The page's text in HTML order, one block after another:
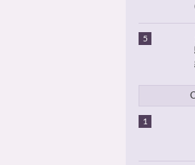
5
1